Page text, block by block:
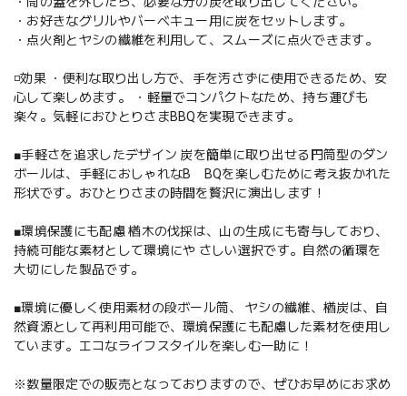
・お好きなグリルやバーベキュー用に炭をセットします。
・点火剤とヤシの繊維を利用して、スムーズに点火できます。
◽️効果 ・便利な取り出し方で、手を汚さずに使用できるため、安
心して楽しめます。 ・軽量でコンパクトなため、持ち運びも
楽々。気軽におひとりさまBBQを実現できます。
■手軽さを追求したデザイン 炭を簡単に取り出せる円筒型のダン
ボールは、手軽におしゃれなB BQを楽しむために考え抜かれた
形状です。おひとりさまの時間を贅沢に演出します！
■環境保護にも配慮 楢木の伐採は、山の生成にも寄与しており、
持続可能な素材として環境にや さしい選択です。自然の循環を
大切にした製品です。
■環境に優しく使用素材の段ボール筒、 ヤシの繊維、楢炭は、自
然資源として再利用可能で、環境保護にも配慮した素材を使用し
ています。エコなライフスタイルを楽しむ一助に！
※数量限定での販売となっておりますので、ぜひお早めにお求め